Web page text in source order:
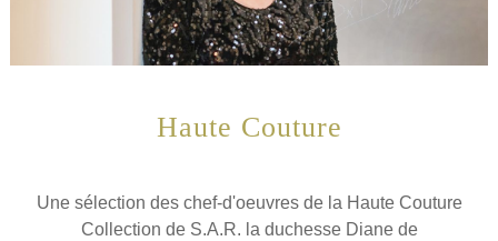
Haute Couture
Une sélection des chef-d'oeuvres de la Haute Couture
Collection de S.A.R. la duchesse Diane de